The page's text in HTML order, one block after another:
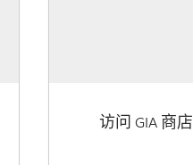
访问 GIA 商店